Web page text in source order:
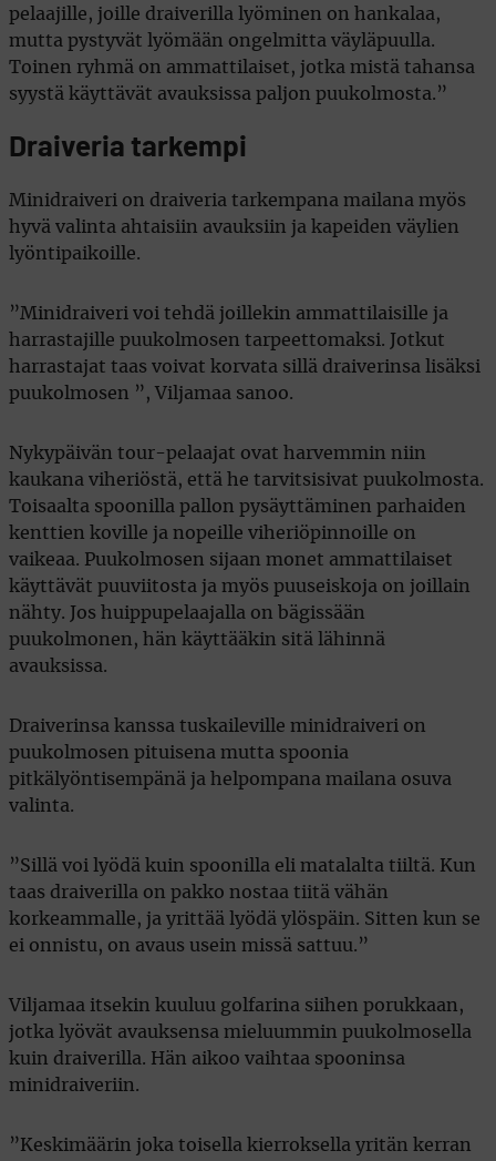
pelaajille, joille draiverilla lyöminen on hankalaa,
mutta pystyvät lyömään ongelmitta väyläpuulla.
Toinen ryhmä on ammattilaiset, jotka mistä tahansa
syystä käyttävät avauksissa paljon puukolmosta.”
Draiveria tarkempi
Minidraiveri on draiveria tarkempana mailana myös
hyvä valinta ahtaisiin avauksiin ja kapeiden väylien
lyöntipaikoille.
”Minidraiveri voi tehdä joillekin ammattilaisille ja
harrastajille puukolmosen tarpeettomaksi. Jotkut
harrastajat taas voivat korvata sillä draiverinsa lisäksi
puukolmosen ”, Viljamaa sanoo.
Nykypäivän tour-pelaajat ovat harvemmin niin
kaukana viheriöstä, että he tarvitsisivat puukolmosta.
Toisaalta spoonilla pallon pysäyttäminen parhaiden
kenttien koville ja nopeille viheriöpinnoille on
vaikeaa. Puukolmosen sijaan monet ammattilaiset
käyttävät puuviitosta ja myös puuseiskoja on joillain
nähty. Jos huippupelaajalla on bägissään
puukolmonen, hän käyttääkin sitä lähinnä
avauksissa.
Draiverinsa kanssa tuskaileville minidraiveri on
puukolmosen pituisena mutta spoonia
pitkälyöntisempänä ja helpompana mailana osuva
valinta.
”Sillä voi lyödä kuin spoonilla eli matalalta tiiltä. Kun
taas draiverilla on pakko nostaa tiitä vähän
korkeammalle, ja yrittää lyödä ylöspäin. Sitten kun se
ei onnistu, on avaus usein missä sattuu.”
Viljamaa itsekin kuuluu golfarina siihen porukkaan,
jotka lyövät avauksensa mieluummin puukolmosella
kuin draiverilla. Hän aikoo vaihtaa spooninsa
minidraiveriin.
”Keskimäärin joka toisella kierroksella yritän kerran